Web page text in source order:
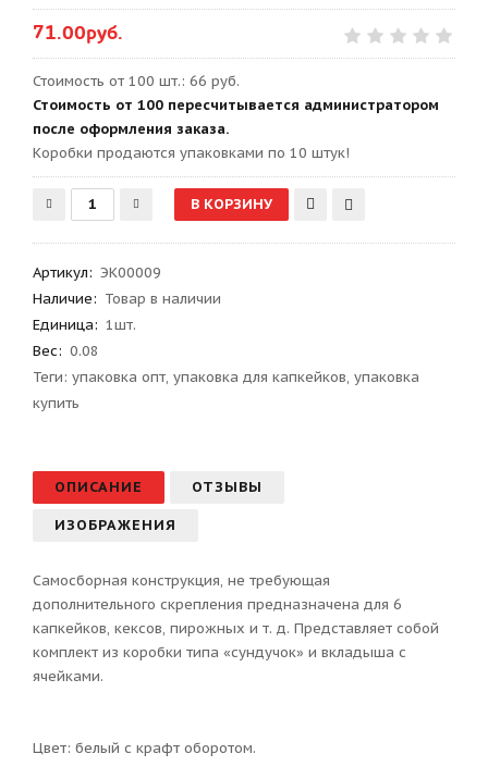
71.00руб.
Стоимость от 100 шт.: 66 руб.
Стоимость от 100 пересчитывается администратором
после оформления заказа.
Kоробки продаются упаковками по 10 штук!
Артикул: ЭК00009
Наличие: Товар в наличии
Единица: 1шт.
Вес: 0.08
Теги: упаковка опт, упаковка для капкейков, упаковка
купить
ОПИСАНИЕ ОТЗЫВЫ
ИЗОБРАЖЕНИЯ
Самосборная конструкция, не требующая
дополнительного скрепления предназначена для 6
капкейков, кексов, пирожных и т. д. Представляет собой
комплект из коробки типа «сундучок» и вкладыша с
ячейками.
Цвет: белый с крафт оборотом.